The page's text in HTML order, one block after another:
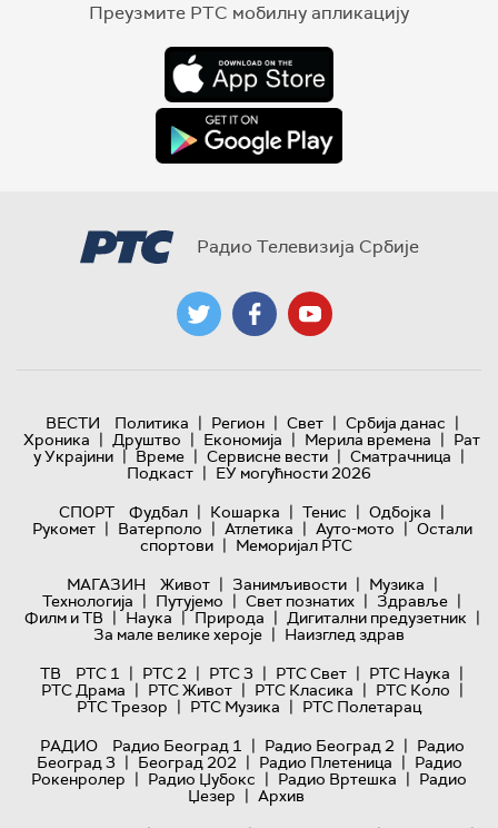
Преузмите РТС мобилну апликацију
Радио Телевизија Србије
ВЕСТИ Политика | Регион | Свет | Србија данас |
Хроника | Друштво | Економија | Мерила времена | Рат
у Украјини | Време | Сервисне вести | Сматрачница |
Подкаст | ЕУ могућности 2026
СПОРТ
Фудбал | Кошарка | Тенис | Одбојка |
Рукомет | Ватерполо | Атлетика | Ауто-мото | Остали
спортови | Меморијал РТС
МАГАЗИН
Живот | Занимљивости | Музика |
Технологијa | Путујемо | Свет познатих | Здравље |
Филм и ТВ | Наука | Природа | Дигитални предузетник |
За мале велике хероје | Наизглед здрав
ТВ
РТС 1 | РТС 2 | РТС 3 | РТС Свет | РТС Наука |
РТС Драма | РТС Живот | РТС Класика | РТС Коло |
РТС Трезор | РТС Музика | РТС Полетарац
РАДИО
Радио Београд 1 | Радио Београд 2 | Радио
Београд 3 | Београд 202 | Радио Плетеница | Радио
Рокенролер | Радио Џубокс | Радио Вртешка | Радио
Џезер | Архив